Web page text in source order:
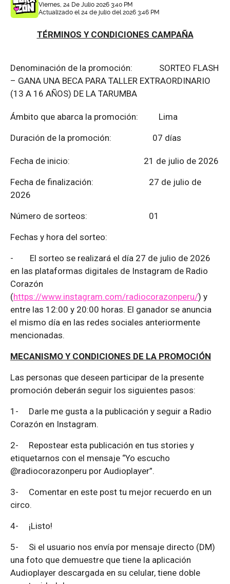
Viernes, 24 De Julio 2026 3:40 PM
Actualizado el 24 de julio del 2026 3:46 PM
TÉRMINOS Y CONDICIONES CAMPAÑA
Denominación de la promoción: SORTEO FLASH
– GANA UNA BECA PARA TALLER EXTRAORDINARIO
(13 A 16 AÑOS) DE LA TARUMBA
Ámbito que abarca la promoción: Lima
Duración de la promoción: 07 días
Fecha de inicio: 21 de julio de 2026
Fecha de finalización:
27 de julio de
2026
Número de sorteos: 01
Fechas y hora del sorteo:
- El sorteo se realizará el día 27 de julio de 2026
en las plataformas digitales de Instagram de Radio
Corazón
(https://www.instagram.com/radiocorazonperu/) y
entre las 12:00 y 20:00 horas. El ganador se anuncia
el mismo día en las redes sociales anteriormente
mencionadas.
MECANISMO Y CONDICIONES DE LA PROMOCIÓN
Las personas que deseen participar de la presente
promoción deberán seguir los siguientes pasos:
1- Darle me gusta a la publicación y seguir a Radio
Corazón en Instagram.
2- Repostear esta publicación en tus stories y
etiquetarnos con el mensaje “Yo escucho
@radiocorazonperu por Audioplayer”.
3- Comentar en este post tu mejor recuerdo en un
circo.
4- ¡Listo!
5- Si el usuario nos envía por mensaje directo (DM)
una foto que demuestre que tiene la aplicación
Audioplayer descargada en su celular, tiene doble